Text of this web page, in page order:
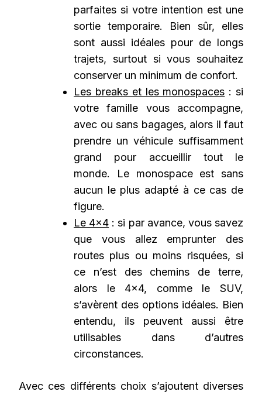
parfaites si votre intention est une
sortie temporaire. Bien sûr, elles
sont aussi idéales pour de longs
trajets, surtout si vous souhaitez
conserver un minimum de confort.
Les breaks et les monospaces : si
votre famille vous accompagne,
avec ou sans bagages, alors il faut
prendre un véhicule suffisamment
grand pour accueillir tout le
monde. Le monospace est sans
aucun le plus adapté à ce cas de
figure.
Le 4×4 : si par avance, vous savez
que vous allez emprunter des
routes plus ou moins risquées, si
ce n’est des chemins de terre,
alors le 4×4, comme le SUV,
s’avèrent des options idéales. Bien
entendu, ils peuvent aussi être
utilisables dans d’autres
circonstances.
Avec ces différents choix s’ajoutent diverses